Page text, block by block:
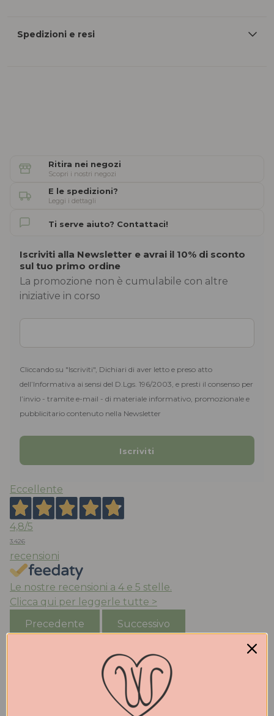
Spedizioni e resi
Ritira nei negozi
Scopri i nostri negozi
E le spedizioni?
Leggi i dettagli
Ti serve aiuto? Contattaci!
Iscriviti alla Newsletter e avrai il 10% di sconto
sul tuo primo ordine
La promozione non è cumulabile con altre
iniziative in corso
Cliccando su "Iscriviti", Dichiari di aver letto e preso atto
dell’Informativa ai sensi del D.Lgs. 196/2003, e presti il consenso per
l’invio - tramite e-mail - di materiale informativo, promozionale e
pubblicitario contenuto nella Newsletter
Eccellente
4,8/5
3.426
recensioni
Le nostre recensioni a 4 e 5 stelle.
Clicca qui per leggerle tutte >
Precedente
Successivo
Acquisto da anni le scarpe di Walter che trovo
molto belle e comode. Qualità eccezionale. Stile ed